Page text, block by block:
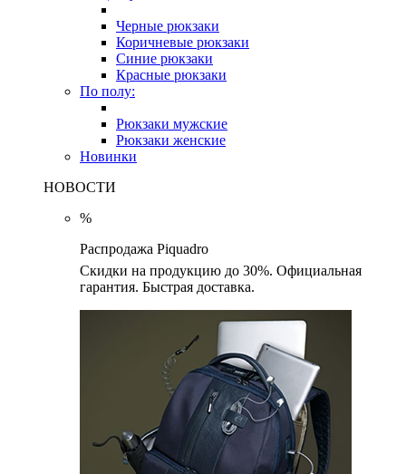
Черные рюкзаки
Коричневые рюкзаки
Синие рюкзаки
Красные рюкзаки
По полу:
Рюкзаки мужские
Рюкзаки женские
Новинки
НОВОСТИ
%
Распродажа Piquadro
Скидки на продукцию до 30%. Официальная
гарантия. Быстрая доставка.